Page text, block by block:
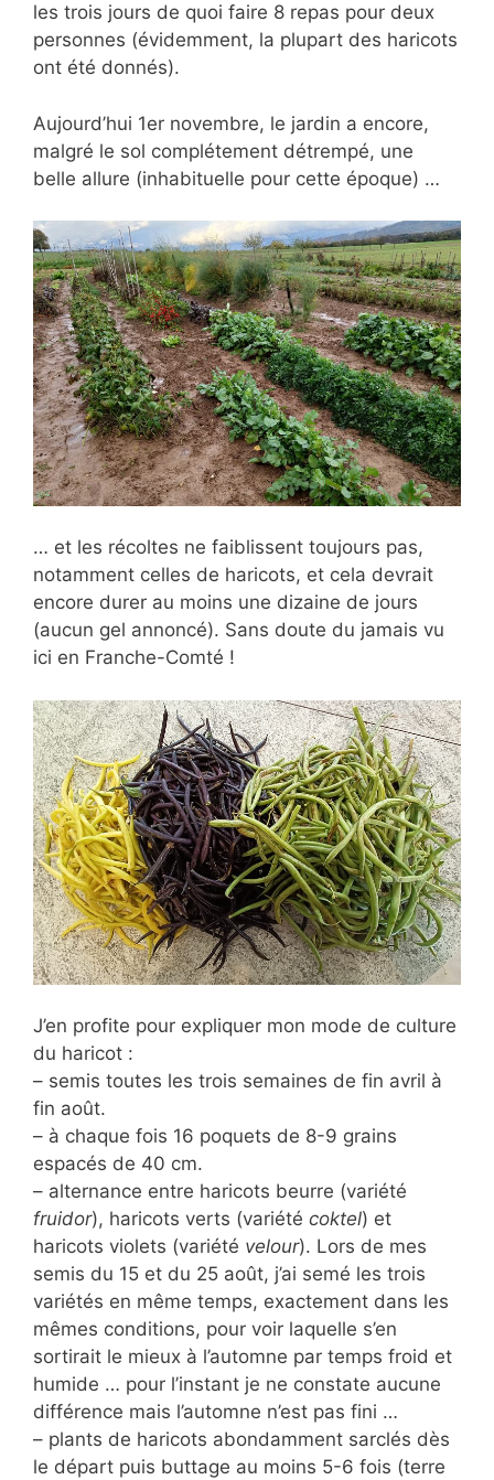
les trois jours de quoi faire 8 repas pour deux
personnes (évidemment, la plupart des haricots
ont été donnés).
Aujourd’hui 1er novembre, le jardin a encore,
malgré le sol complétement détrempé, une
belle allure (inhabituelle pour cette époque) …
… et les récoltes ne faiblissent toujours pas,
notamment celles de haricots, et cela devrait
encore durer au moins une dizaine de jours
(aucun gel annoncé). Sans doute du jamais vu
ici en Franche-Comté !
J’en profite pour expliquer mon mode de culture
du haricot :
– semis toutes les trois semaines de fin avril à
fin août.
– à chaque fois 16 poquets de 8-9 grains
espacés de 40 cm.
– alternance entre haricots beurre (variété
fruidor), haricots verts (variété coktel) et
haricots violets (variété velour). Lors de mes
semis du 15 et du 25 août, j’ai semé les trois
variétés en même temps, exactement dans les
mêmes conditions, pour voir laquelle s’en
sortirait le mieux à l’automne par temps froid et
humide … pour l’instant je ne constate aucune
différence mais l’automne n’est pas fini …
– plants de haricots abondamment sarclés dès
le départ puis buttage au moins 5-6 fois (terre